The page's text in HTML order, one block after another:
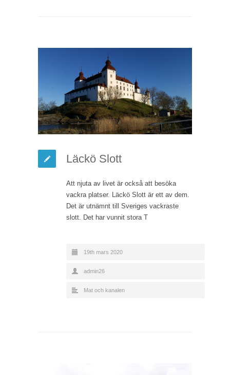
Läckö Slott
Att njuta av livet är också att besöka
vackra platser. Läckö Slott är ett av dem.
Det är utnämnt till Sveriges vackraste
slott. Det har vunnit stora T
19th mars 2020
admin26
Mat och kanalen